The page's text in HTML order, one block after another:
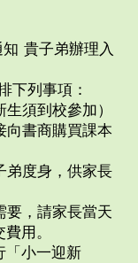
貴子弟辦理入
列事項：
到校參加）
書商購買課本
身，供家長
，請家長當天
用。
小一迎新